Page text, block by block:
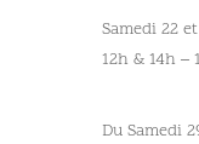
Samedi 22
12h & 14h –
Du Samedi